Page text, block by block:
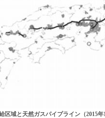
域と天然ガスパイプライン（2015